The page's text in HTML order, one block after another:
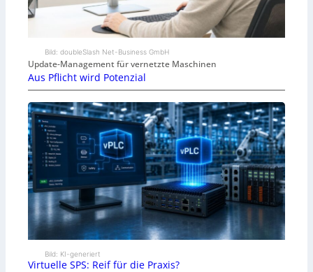
Bild: doubleSlash Net-Business GmbH
Update-Management für vernetzte Maschinen
Aus Pflicht wird Potenzial
Bild: KI-generiert
Virtuelle SPS: Reif für die Praxis?